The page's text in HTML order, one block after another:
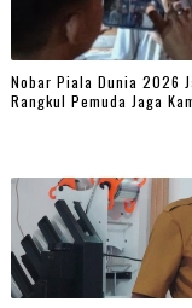
Nobar Piala Dunia 2026
Rangkul Pemuda Jaga